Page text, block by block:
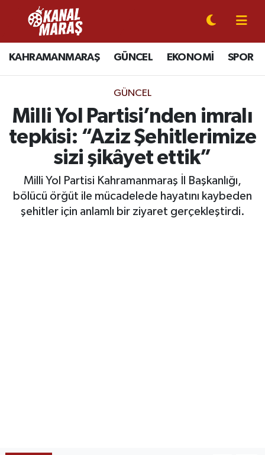
KAHRAMANMARAŞ GÜNCEL EKONOMİ SPOR
GÜNCEL
Milli Yol Partisi’nden imralı
tepkisi: “Aziz Şehitlerimize
sizi şikâyet ettik”
Milli Yol Partisi Kahramanmaraş İl Başkanlığı,
bölücü örğüt ile mücadelede hayatını kaybeden
şehitler için anlamlı bir ziyaret gerçekleştirdi.
CANLI YAYIN
KAHRAMANMARAŞ
GÜNCEL
SPOR
SİYASET
EKONOMİ
Kahramanmaraş Nöbetçi Eczaneler
Kahramanmaraş Hava Durumu
Kahramanmaraş Namaz Vakitleri
Kahramanmaraş Trafik Yoğunluk Haritası
Süper Lig Puan Durumu ve Fikstür
Tüm Manşetler